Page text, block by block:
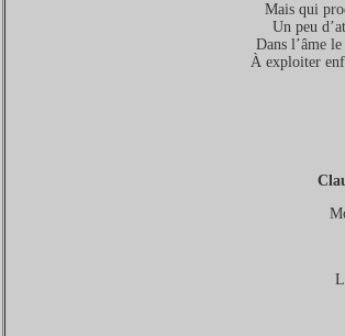
Mais qui
Un peu
Dans l’âme
À exploiter